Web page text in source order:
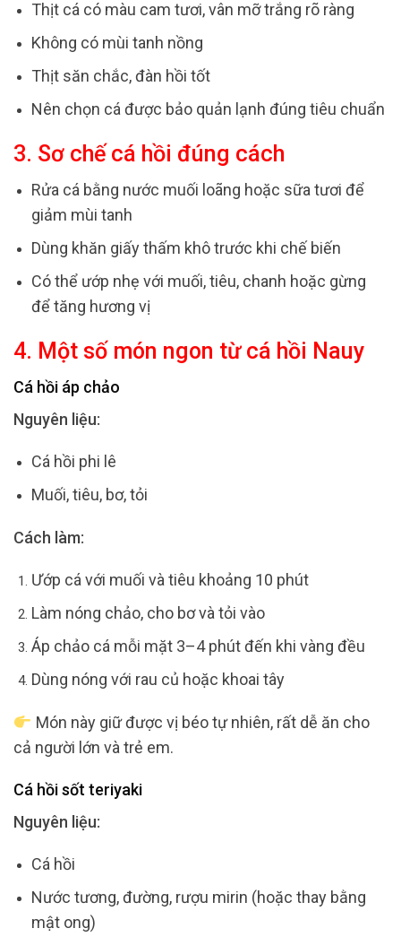
Thịt cá có màu cam tươi, vân mỡ trắng rõ ràng
Không có mùi tanh nồng
Thịt săn chắc, đàn hồi tốt
Nên chọn cá được bảo quản lạnh đúng tiêu chuẩn
3. Sơ chế cá hồi đúng cách
Rửa cá bằng nước muối loãng hoặc sữa tươi để
giảm mùi tanh
Dùng khăn giấy thấm khô trước khi chế biến
Có thể ướp nhẹ với muối, tiêu, chanh hoặc gừng
để tăng hương vị
4. Một số món ngon từ cá hồi Nauy
Cá hồi áp chảo
Nguyên liệu:
Cá hồi phi lê
Muối, tiêu, bơ, tỏi
Cách làm:
Ướp cá với muối và tiêu khoảng 10 phút
Làm nóng chảo, cho bơ và tỏi vào
Áp chảo cá mỗi mặt 3–4 phút đến khi vàng đều
Dùng nóng với rau củ hoặc khoai tây
Món này giữ được vị béo tự nhiên, rất dễ ăn cho
cả người lớn và trẻ em.
Cá hồi sốt teriyaki
Nguyên liệu:
Cá hồi
Nước tương, đường, rượu mirin (hoặc thay bằng
mật ong)